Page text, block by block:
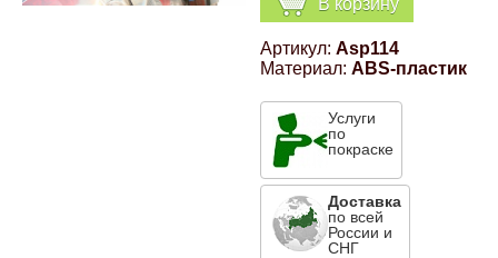
Артикул: Asp114
Материал: ABS-пластик
Услуги
по
покраске
Доставка
по всей
России и
СНГ
Компрессионные фитинги Poliext
Эмали универсальные акриловые
Магнитные панели на холодильник